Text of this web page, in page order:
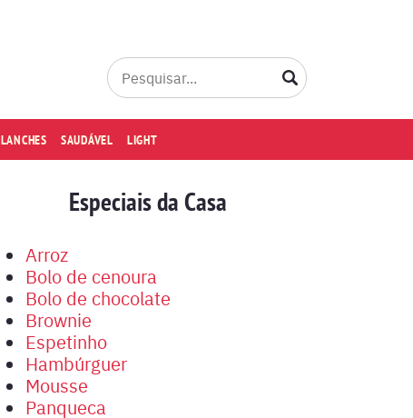
LANCHES SAUDÁVEL LIGHT
Especiais da Casa
Arroz
Bolo de cenoura
Bolo de chocolate
Brownie
Espetinho
Hambúrguer
Mousse
Panqueca